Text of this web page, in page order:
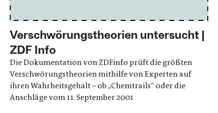
Verschwörungstheorien untersucht |
ZDF Info
Die Dokumentation von ZDFinfo prüft die größten
Verschwörungstheorien mithilfe von Experten auf
ihren Wahrheitsgehalt – ob „Chemtrails“ oder die
Anschläge vom 11. September 2001